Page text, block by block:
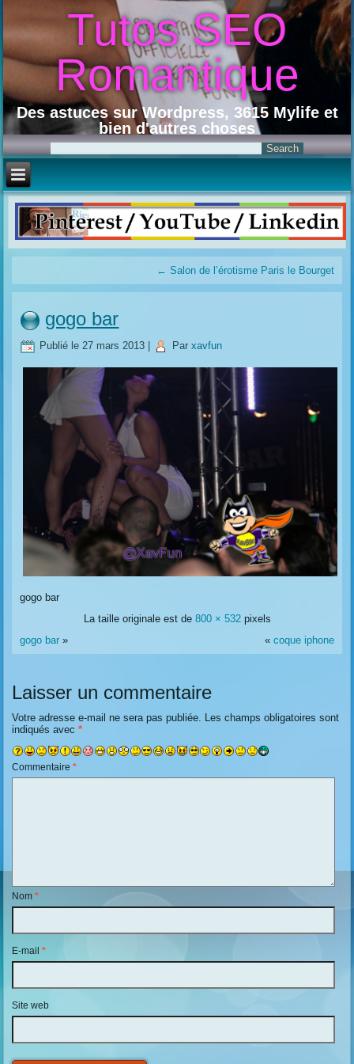
Tutos SEO
Romantique
Des astuces sur Wordpress, 3615 Mylife et
bien d'autres choses
← Salon de l’érotisme Paris le Bourget
gogo bar
Publié le 27 mars 2013 Par xavfun
gogo bar
La taille originale est de 800 × 532pixels
gogo bar » « coque iphone
Laisser un commentaire
Votre adresse e-mail ne sera pas publiée. Les champs obligatoires sont
indiqués avec*
Commentaire*
Nom*
E-mail*
Site web